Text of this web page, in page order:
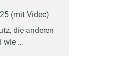
(mit Video)
die anderen
wie …